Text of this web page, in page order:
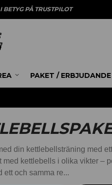
BETYG PÅ TRUSTPILOT
PAKET / ERBJUDANDE
din kettlebellsträning med
med kettlebells i olika vikter –
ett och samma re...